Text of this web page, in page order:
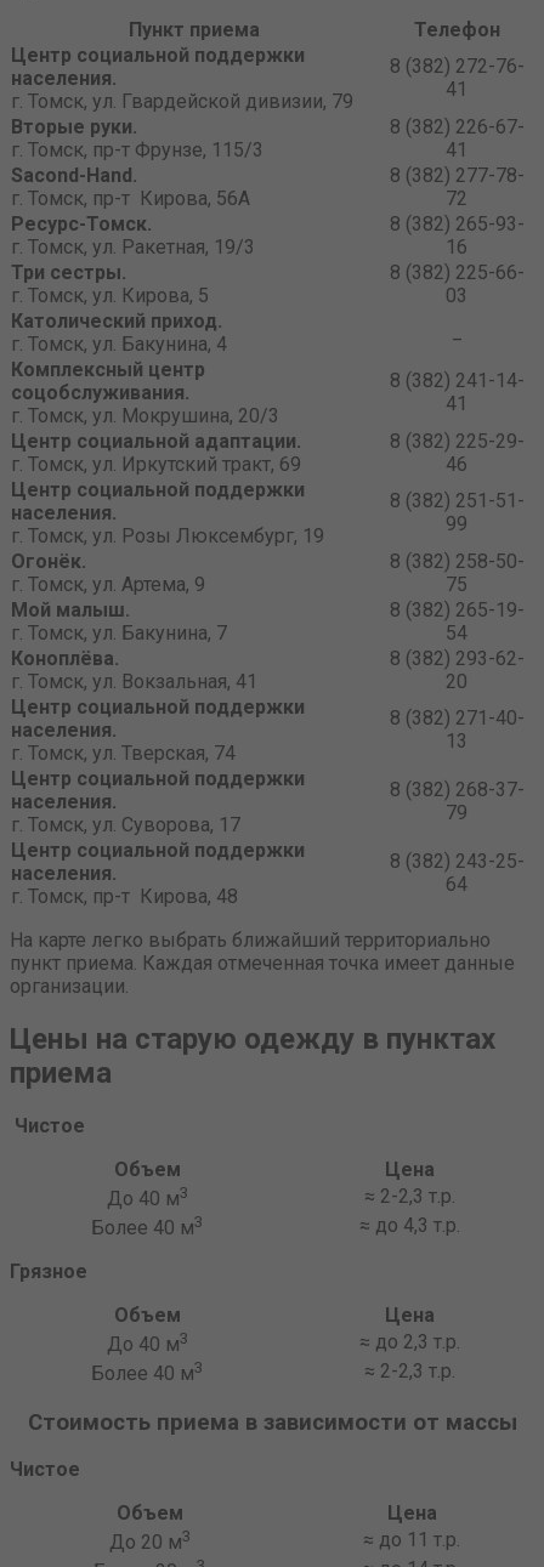
Пункт приема
Телефон
Центр социальной поддержки
населения.
г. Томск, ул. Гвардейской дивизии, 79
8 (382) 272-76-
41
Вторые руки.
г. Томск, пр-т Фрунзе, 115/3
8 (382) 226-67-
41
Sacond-Hand.
г. Томск, пр-т Кирова, 56А
8 (382) 277-78-
72
Ресурс-Томск.
г. Томск, ул. Ракетная, 19/3
8 (382) 265-93-
16
Три сестры.
г. Томск, ул. Кирова, 5
8 (382) 225-66-
03
Католический приход.
г. Томск, ул. Бакунина, 4
Комплексный центр
соцобслуживания.
г. Томск, ул. Мокрушина, 20/3
8 (382) 241-14-
41
Центр социальной адаптации.
г. Томск, ул. Иркутский тракт, 69
8 (382) 225-29-
46
Центр социальной поддержки
населения.
г. Томск, ул. Розы Люксембург, 19
8 (382) 251-51-
99
Огонёк.
г. Томск, ул. Артема, 9
8 (382) 258-50-
75
Мой малыш.
г. Томск, ул. Бакунина, 7
8 (382) 265-19-
54
Коноплёва.
г. Томск, ул. Вокзальная, 41
8 (382) 293-62-
20
Центр социальной поддержки
населения.
г. Томск, ул. Тверская, 74
8 (382) 271-40-
13
Центр социальной поддержки
населения.
г. Томск, ул. Суворова, 17
8 (382) 268-37-
79
Центр социальной поддержки
населения.
г. Томск, пр-т Кирова, 48
8 (382) 243-25-
64
На карте легко выбрать ближайший территориально
пункт приема. Каждая отмеченная точка имеет данные
организации.
Цены на старую одежду в пунктах
приема
Чистое
Объем
Цена
До 40 м3
≈ 2-2,3 т.р.
Более 40 м3
≈ до 4,3 т.р.
Грязное
Объем
Цена
До 40 м3
≈ до 2,3 т.р.
Более 40 м3 ≈ 2-2,3 т.р.
Стоимость приема в зависимости от массы
Чистое
Объем
Цена
До 20 м3
≈ до 11 т.р.